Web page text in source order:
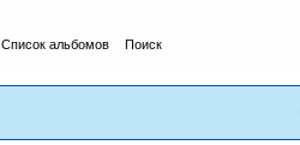
Список альбомов Поиск